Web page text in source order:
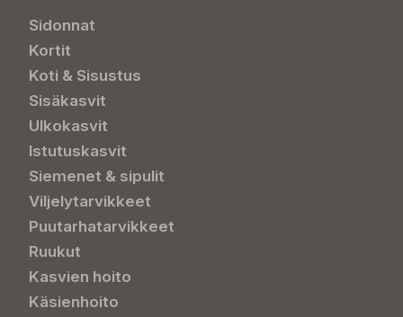
Sidonnat
Kortit
Koti & Sisustus
Sisäkasvit
Ulkokasvit
Istutuskasvit
Siemenet & sipulit
Viljelytarvikkeet
Puutarhatarvikkeet
Ruukut
Kasvien hoito
Käsienhoito